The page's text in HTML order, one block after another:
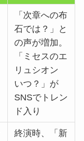
「次章への布
石では？」と
の声が増加。
「ミセスのエ
リュシオン
いつ？」が
SNSでトレン
ド入り
終演時、「新